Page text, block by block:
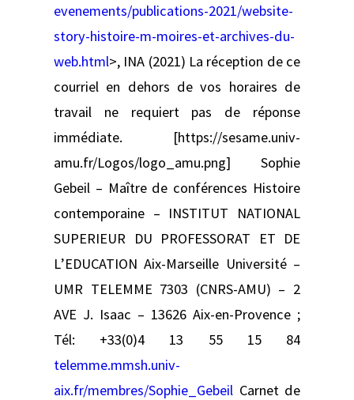
evenements/publications-2021/website-
story-histoire-m-moires-et-archives-du-
web.html>, INA (2021) La réception de ce
courriel en dehors de vos horaires de
travail ne requiert pas de réponse
immédiate. [https://sesame.univ-
amu.fr/Logos/logo_amu.png] Sophie
Gebeil – Maître de conférences Histoire
contemporaine – INSTITUT NATIONAL
SUPERIEUR DU PROFESSORAT ET DE
L’EDUCATION Aix-Marseille Université –
UMR TELEMME 7303 (CNRS-AMU) – 2
AVE J. Isaac – 13626 Aix-en-Provence ;
Tél: +33(0)4 13 55 15 84
telemme.mmsh.univ-
aix.fr/membres/Sophie_Gebeil Carnet de